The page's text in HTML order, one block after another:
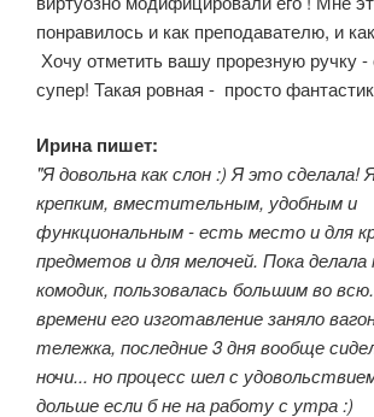
понравилось и как преподавателю, и
Хочу отметить вашу прорезную ручку -
супер! Такая ровная - просто
Ирина пишет:
"Я довольна как слон :) Я это сделала!
крепким, вместительным, удобным и
функциональным - есть место и для
предметов и для мелочей. Пока
комодик, пользовалась большим во
времени его изготавление заняло
тележка, последние 3 дня вообще
ночи... но процесс шел с
дольше если б не на работу с утра :)